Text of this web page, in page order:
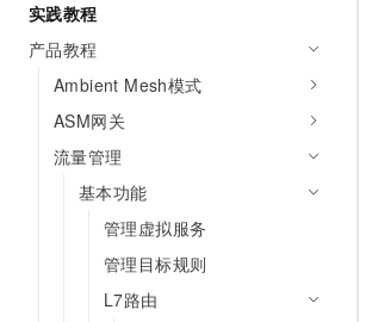
实践教程
产品教程
Ambient Mesh模式
ASM网关
流量管理
基本功能
管理虚拟服务
管理目标规则
L7路由
迁移与运维管理
专有云